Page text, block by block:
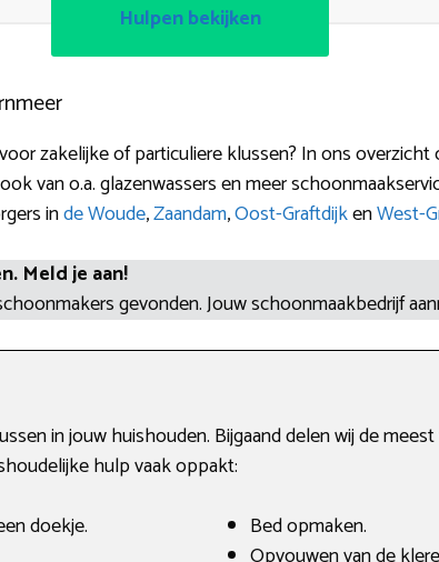
Hulpen bekijken
zakelijke of particuliere klussen? In ons overzicht
van o.a. glazenwassers en meer
inde Woude,Zaandam,Oost-GraftdijkenWest-
Meld je aan!
gevonden. Jouw schoonmaakbedrijf
in jouw huishouden. Bijgaand delen wij de
hulp vaak oppakt:
doekje.
Bed opmaken.